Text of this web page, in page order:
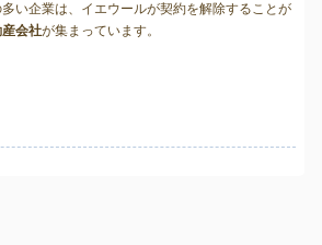
い企業は、イエウールが契約を解除することが
会社が集まっています。